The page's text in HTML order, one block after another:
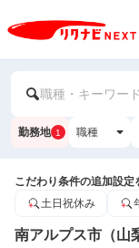
職種・キーワー
勤務地 1 職種
こだわり条件の追加設定
土日祝休み
南アルプス市（山